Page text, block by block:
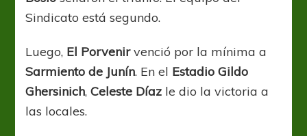
Sindicato está segundo.
Luego, El Porvenirvenció por la mínima a
Sarmiento de Junín. En el Estadio Gildo
Ghersinich,Celeste Díaz le dio la victoria a
las locales.